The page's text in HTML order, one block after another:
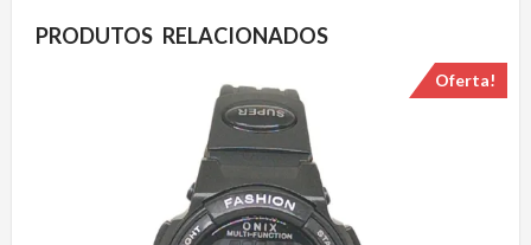
PRODUTOS RELACIONADOS
Oferta!